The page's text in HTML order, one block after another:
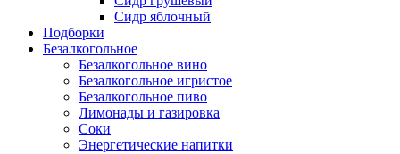
Сидр яблочный
Подборки
Безалкогольное
Безалкогольное вино
Безалкогольное игристое
Безалкогольное пиво
Лимонады и газировка
Соки
Энергетические напитки